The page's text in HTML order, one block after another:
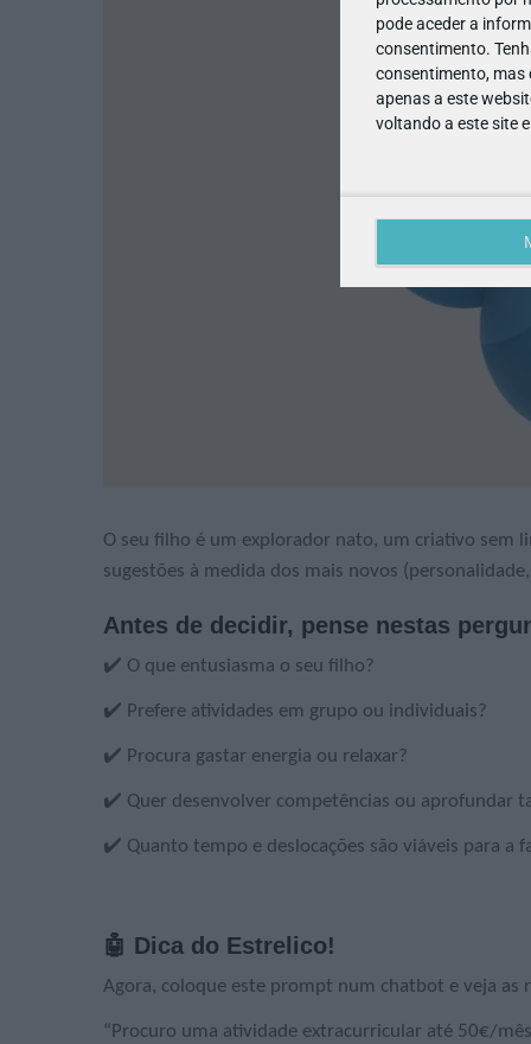
pode aceder a
consentimento.
consentimento, mas
apenas a este
voltando a este site
O seu filho é um explorador nato, um criativo sem
sugestões à medida dos mais novos
Antes de decidir, pense nestas
✔️ O que entusiasma o seu filho?
✔️ Prefere atividades em grupo ou individuais?
✔️ Procura gastar energia ou relaxar?
✔️ Quer desenvolver competências ou aprofundar
✔️ Quanto tempo e deslocações são viáveis para a
🤖 Dica do Estrelico!
Agora, coloque este prompt num chatbot e veja as
“Procuro uma atividade extracurricular até 50€/